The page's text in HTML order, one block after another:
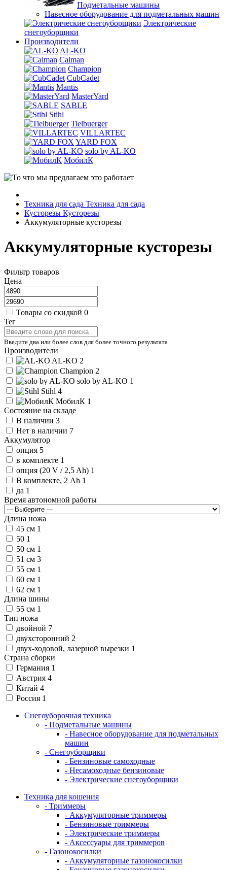
Подметальные машины
Навесное оборудование для подметальных машин
Электрические
снегоуборщики
Производители
AL-KO
Caiman
Champion
CubCadet
Mantis
MasterYard
SABLE
Stihl
Tielbuerger
VILLARTEC
YARD FOX
solo by AL-KO
МобилК
Техника для сада Техника для сада
Кусторезы Кусторезы
Аккумуляторные кусторезы
Аккумуляторные кусторезы
Фильтр товаров
Цена
Товары со скидкой 0
Тег
Введите два или более слов для более точного результата
Производители
AL-KO 2
Champion 2
solo by AL-KO 1
Stihl 4
МобилК 1
Состояние на складе
В наличии 3
Нет в наличии 7
Аккумулятор
опция 5
в комплекте 1
опция (20 V / 2,5 Ah) 1
В комплекте, 2 Ah 1
да 1
Время автономной работы
Длина ножа
45 см 1
50 1
50 см 1
51 см 3
55 см 1
60 см 1
62 см 1
Длина шины
55 см 1
Тип ножа
двойной 7
двухсторонний 2
двух-ходовой, лазерной вырезки 1
Страна сборки
Германия 1
Австрия 4
Китай 4
Россия 1
Снегоуборочная техника
- Подметальные машины
- Навесное оборудование для подметальных
машин
- Снегоуборщики
- Бензиновые самоходные
- Несамоходные бензиновые
- Электрические снегоуборщики
Техника для кошения
- Триммеры
- Аккумуляторные триммеры
- Бензиновые триммеры
- Электрические триммеры
- Аксессуары для триммеров
- Газонокосилки
- Аккумуляторные газонокосилки